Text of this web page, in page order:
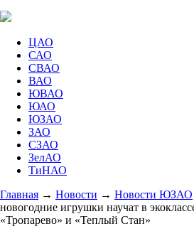
ЦАО
САО
СВАО
ВАО
ЮВАО
ЮАО
ЮЗАО
ЗАО
СЗАО
ЗелАО
ТиНАО
Главная → Новости → Новости ЮЗАО
новогодние игрушки научат в
«Тропарево» и «Теплый Стан»